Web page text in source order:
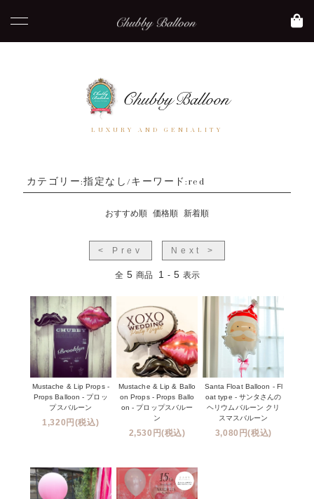
LUXURY AND GENIALITY
カテゴリー:指定なし/キーワード:red
おすすめ順 価格順 新着順
< Prev Next >
全 5 商品 1 - 5 表示
Mustache & Lip Props -
Props Balloon - プロッ
プスバルーン
1,320円(税込)
Mustache & Lip & Ballo
on Props - Props Ballo
on - プロップスバルー
ン
2,530円(税込)
Santa Float Balloon - Fl
oat type - サンタさんの
ヘリウムバルーン クリ
スマスバルーン
3,080円(税込)